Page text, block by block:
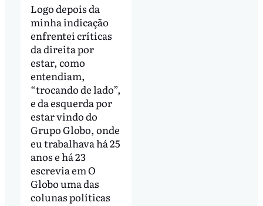
Logo depois da
minha indicação
enfrentei críticas
da direita por
estar, como
entendiam,
“trocando de lado”,
e da esquerda por
estar vindo do
Grupo Globo, onde
eu trabalhava há 25
anos e há 23
escrevia em O
Globo uma das
colunas políticas